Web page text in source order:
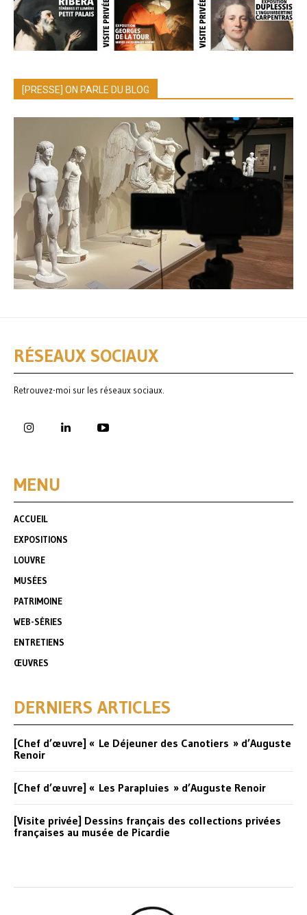
[PRESSE] ON PARLE DU BLOG
RÉSEAUX SOCIAUX
Retrouvez-moi sur les réseaux sociaux.
MENU
ACCUEIL
EXPOSITIONS
LOUVRE
MUSÉES
PATRIMOINE
WEB-SÉRIES
ENTRETIENS
ŒUVRES
DERNIERS ARTICLES
[Chef d’œuvre] « Le Déjeuner des Canotiers » d’Auguste
Renoir
[Chef d’œuvre] « Les Parapluies » d’Auguste Renoir
[Visite privée] Dessins français des collections privées
françaises au musée de Picardie